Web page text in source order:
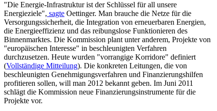
"Die Energie-Infrastruktur ist der Schlüssel für all unsere
Energieziele", sagte Oettinger. Man brauche die Netze für die
Versorgungssicherheit, die Integration von erneuerbaren Energien,
die Energieeffizienz und das reibungslose Funktionieren des
Binnenmarktes. Die Kommission plant unter anderem, Projekte von
"europäischen Interesse" in beschleunigten Verfahren
durchzusetzen. Heute wurden "vorrangige Korridore" definiert
(Vollständige Mitteilung). Die konkreten Leitungen, die von
beschleunigten Genehmigungsverfahren und Finanzierungshilfen
profitieren sollen, will man 2012 bekannt geben. Im Juni 2011
schlägt die Kommission neue Finanzierungsinstrumente für die
Projekte vor.